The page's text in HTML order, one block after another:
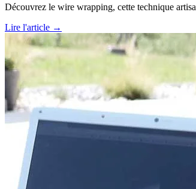
Découvrez le wire wrapping, cette technique
Lire l'article →